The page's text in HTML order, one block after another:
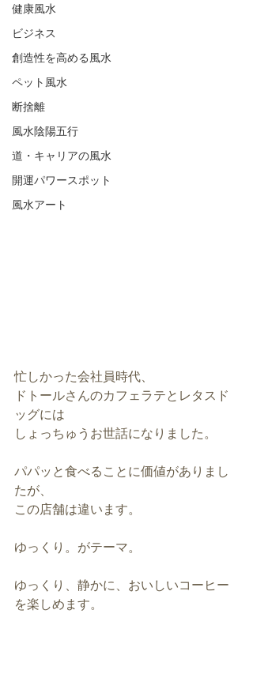
健康風水
ビジネス
創造性を高める風水
ペット風水
断捨離
風水陰陽五行
道・キャリアの風水
開運パワースポット
風水アート
忙しかった会社員時代、
ドトールさんのカフェラテとレタスド
ッグには
しょっちゅうお世話になりました。
パパッと食べることに価値がありまし
たが、
この店舗は違います。
ゆっくり。がテーマ。
ゆっくり、静かに、おいしいコーヒー
を楽しめます。